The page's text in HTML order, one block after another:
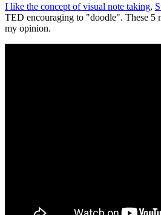
I like the concept of visual note taking,
TED encouraging to "doodle". These 5
my opinion.